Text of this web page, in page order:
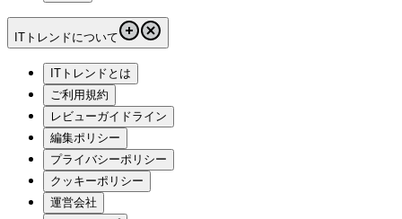
ITトレンドについて
ITトレンドとは
ご利用規約
レビューガイドライン
編集ポリシー
プライバシーポリシー
クッキーポリシー
運営会社